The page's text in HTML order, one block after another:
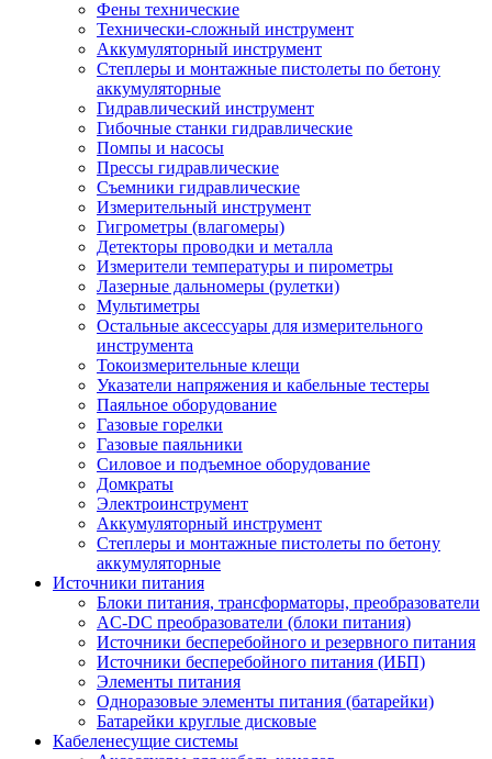
Фены технические
Технически-сложный инструмент
Аккумуляторный инструмент
Степлеры и монтажные пистолеты по бетону
аккумуляторные
Гидравлический инструмент
Гибочные станки гидравлические
Помпы и насосы
Прессы гидравлические
Съемники гидравлические
Измерительный инструмент
Гигрометры (влагомеры)
Детекторы проводки и металла
Измерители температуры и пирометры
Лазерные дальномеры (рулетки)
Мультиметры
Остальные аксессуары для измерительного
инструмента
Токоизмерительные клещи
Указатели напряжения и кабельные тестеры
Паяльное оборудование
Газовые горелки
Газовые паяльники
Силовое и подъемное оборудование
Домкраты
Электроинструмент
Аккумуляторный инструмент
Степлеры и монтажные пистолеты по бетону
аккумуляторные
Источники питания
Блоки питания, трансформаторы, преобразователи
AC-DC преобразователи (блоки питания)
Источники бесперебойного и резервного питания
Источники бесперебойного питания (ИБП)
Элементы питания
Одноразовые элементы питания (батарейки)
Батарейки круглые дисковые
Кабеленесущие системы